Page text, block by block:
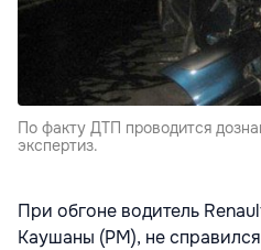
По факту ДТП проводится
экспертиз.
При обгоне водитель
Каушаны (РМ), не